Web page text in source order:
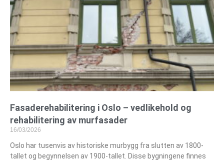
Fasaderehabilitering i Oslo – vedlikehold og
rehabilitering av murfasader
16/03/2026
Oslo har tusenvis av historiske murbygg fra slutten av 1800-
tallet og begynnelsen av 1900-tallet. Disse bygningene finnes